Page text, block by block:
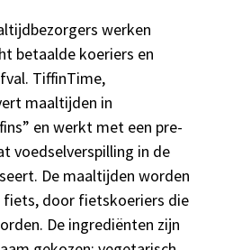
werken
betaalde koeriers en
TiffinTime,
maaltijden in
en werkt met een pre-
voedselverspilling in de
De maaltijden worden
fiets, door fietskoeriers die
De ingrediënten zijn